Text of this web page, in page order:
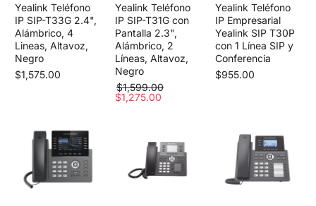
Yealink Teléfono
IP SIP-T33G 2.4",
Alámbrico, 4
Lineas, Altavoz,
Negro
$1,575.00
Yealink Teléfono
IP SIP-T31G con
Pantalla 2.3",
Alámbrico, 2
Líneas, Altavoz,
Negro
$1,599.00
$1,275.00
Yealink Teléfono
IP Empresarial
Yealink SIP T30P
con 1 Línea SIP y
Conferencia
$955.00